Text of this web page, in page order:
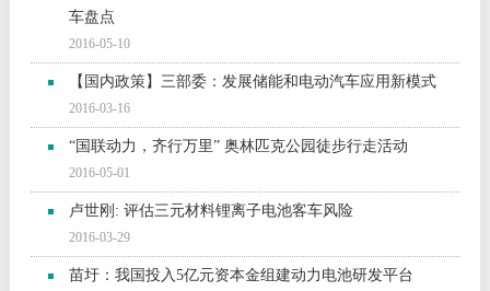
车盘点
2016-05-10
【国内政策】三部委：发展储能和电动汽车应用新模式
2016-03-16
“国联动力，齐行万里” 奥林匹克公园徒步行走活动
2016-05-01
卢世刚: 评估三元材料锂离子电池客车风险
2016-03-29
苗圩：我国投入5亿元资本金组建动力电池研发平台